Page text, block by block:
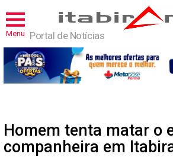
Menu Portal de Notícias
Homem tenta matar o
companheira em